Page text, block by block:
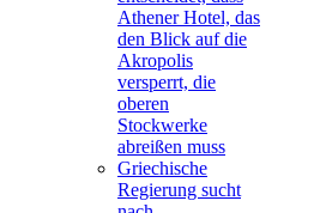
Athener Hotel, das
den Blick auf die
Akropolis
versperrt, die
oberen
Stockwerke
abreißen muss
Griechische
Regierung sucht